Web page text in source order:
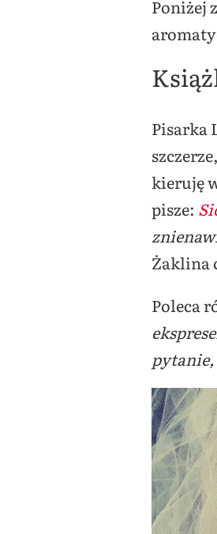
Poniżej
Pisarka
kieruję
pisze:
Żaklina
Poleca
pytanie,